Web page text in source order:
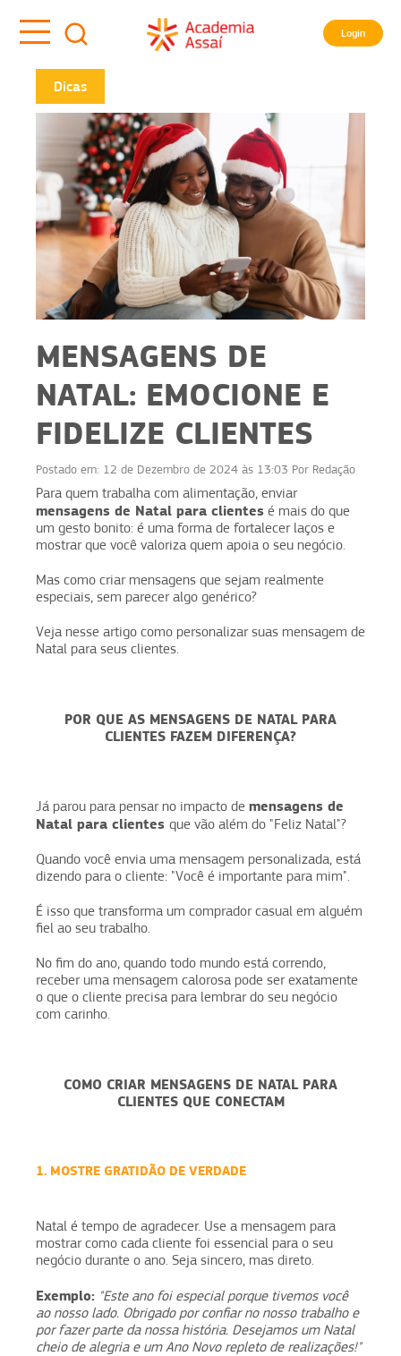
Login
Dicas
MENSAGENS DE
NATAL: EMOCIONE E
FIDELIZE CLIENTES
Postado em: 12 de Dezembro de 2024 às 13:03 Por Redação
Para quem trabalha com alimentação, enviar
mensagens de Natal para clientes é mais do que
um gesto bonito: é uma forma de fortalecer laços e
mostrar que você valoriza quem apoia o seu negócio.
Mas como criar mensagens que sejam realmente
especiais, sem parecer algo genérico?
Veja nesse artigo como personalizar suas mensagem de
Natal para seus clientes.
POR QUE AS MENSAGENS DE NATAL PARA
CLIENTES FAZEM DIFERENÇA?
Já parou para pensar no impacto de mensagens de
Natal para clientes que vão além do "Feliz Natal"?
Quando você envia uma mensagem personalizada, está
dizendo para o cliente: "Você é importante para mim".
É isso que transforma um comprador casual em alguém
fiel ao seu trabalho.
No fim do ano, quando todo mundo está correndo,
receber uma mensagem calorosa pode ser exatamente
o que o cliente precisa para lembrar do seu negócio
com carinho.
COMO CRIAR MENSAGENS DE NATAL PARA
CLIENTES QUE CONECTAM
1. MOSTRE GRATIDÃO DE VERDADE
Natal é tempo de agradecer. Use a mensagem para
mostrar como cada cliente foi essencial para o seu
negócio durante o ano. Seja sincero, mas direto.
Exemplo: "Este ano foi especial porque tivemos você
ao nosso lado. Obrigado por confiar no nosso trabalho e
por fazer parte da nossa história. Desejamos um Natal
cheio de alegria e um Ano Novo repleto de realizações!"